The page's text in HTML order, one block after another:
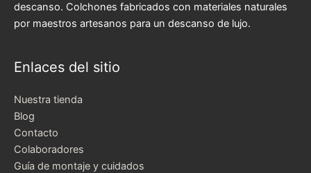
descanso. Colchones fabricados con materiales naturales
por maestros artesanos para un descanso de lujo.
Enlaces del sitio
Nuestra tienda
Blog
Contacto
Colaboradores
Guía de montaje y cuidados